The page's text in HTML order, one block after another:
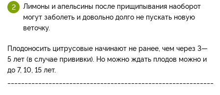
Лимоны и апельсины после прищипывания наоборот
могут заболеть и довольно долго не пускать новую
веточку.
Плодоносить цитрусовые начинают не ранее, чем через 3—
5 лет (в случае прививки). Но можно ждать плодов можно и
до 7, 10, 15 лет.